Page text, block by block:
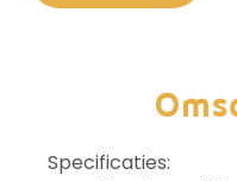
Specificaties: